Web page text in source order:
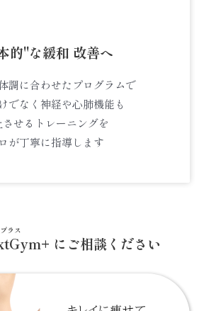
的"な緩和 改善へ
調に合わせたプログラムで
でなく神経や心肺機能も
させるトレーニングを
が丁寧に指導します
ス
にご相談ください